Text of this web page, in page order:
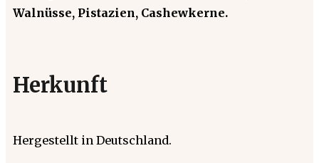
Walnüsse, Pistazien, Cashewkerne.
Herkunft
Hergestellt in Deutschland.